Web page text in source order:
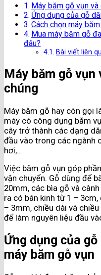
Máy băm gỗ vụn
Ứng dụng của gỗ
Cách chọn máy
Mua máy băm gỗ
đâu?
Bài viết liên
Máy băm gỗ vụn
chúng
Máy băm gỗ hay còn gọi
máy có công dụng băm
cây trở thành các dạng
đầu vào trong các ngành
hơi,…
Việc băm gỗ vụn góp
vận chuyển. Gỗ dùng để
20mm, các bìa gỗ và
ra có bán kinh từ 1 –
– 3mm, chiều dài và
để làm nguyên liệu đầu
Ứng dụng của
máy băm gỗ vụn